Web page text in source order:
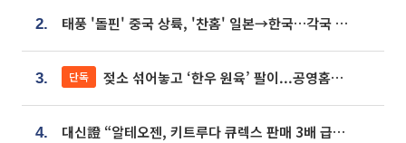
2. 태풍 '돌핀' 중국 상륙, '찬홈' 일본→한국…각국 기상청 예상 경로는?
3. 단독 젖소 섞어놓고 ‘한우 원육’ 팔이...공영홈쇼핑 표기·검증 구멍
4. 대신證 “알테오젠, 키트루다 큐렉스 판매 3배 급증…목표가 41만원 상향”